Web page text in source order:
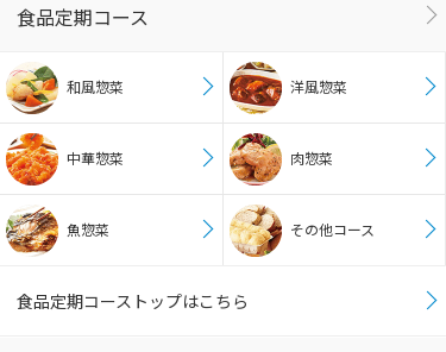
食品定期コース
和風惣菜 洋風惣菜
中華惣菜 肉惣菜
魚惣菜 その他コース
食品定期コーストップはこちら